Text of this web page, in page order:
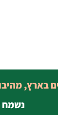
נשמח
בארץ,